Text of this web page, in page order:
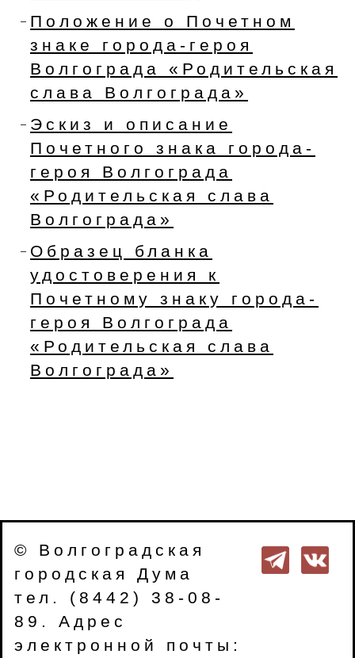
Положение о Почетном
знаке города-героя
Волгограда «Родительская
слава Волгограда»
Эскиз и описание
Почетного знака города-
героя Волгограда
«Родительская слава
Волгограда»
Образец бланка
удостоверения к
Почетному знаку города-
героя Волгограда
«Родительская слава
Волгограда»
© Волгоградская
городская Дума
тел. (8442) 38-08-
89. Адрес
электронной почты: